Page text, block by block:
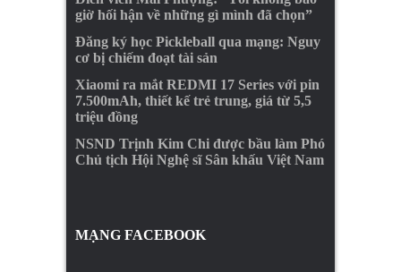
giờ hối hận về những gì mình đã chọn”
Đăng ký học Pickleball qua mạng: Nguy
cơ bị chiếm đoạt tài sản
Xiaomi ra mắt REDMI 17 Series với pin
7.500mAh, thiết kế trẻ trung, giá từ 5,5
triệu đồng
NSND Trịnh Kim Chi được bầu làm Phó
Chủ tịch Hội Nghệ sĩ Sân khấu Việt Nam
MẠNG FACEBOOK